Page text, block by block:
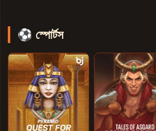
⚽ স্পোর্টস